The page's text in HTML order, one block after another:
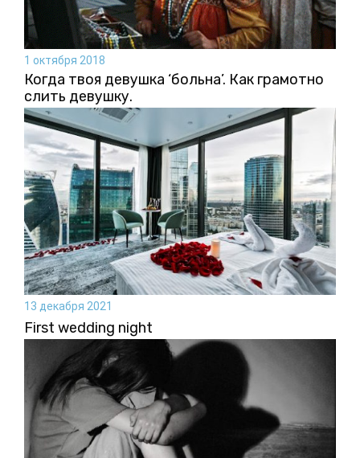
1 октября 2018
Когда твоя девушка ‘больна’. Как грамотно
слить девушку.
13 декабря 2021
First wedding night